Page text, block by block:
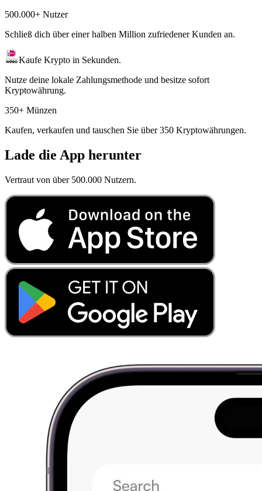
500.000+ Nutzer
Schließ dich über einer halben Million zufriedener Kunden an.
Kaufe Krypto in Sekunden.
Nutze deine lokale Zahlungsmethode und besitze sofort
Kryptowährung.
350+ Münzen
Kaufen, verkaufen und tauschen Sie über 350 Kryptowährungen.
Lade die App herunter
Vertraut von über 500.000 Nutzern.